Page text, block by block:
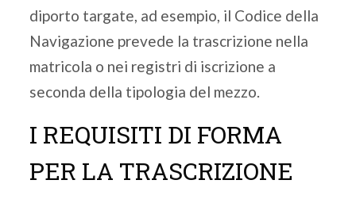
diporto targate, ad esempio, il Codice della
Navigazione prevede la trascrizione nella
matricola o nei registri di iscrizione a
seconda della tipologia del mezzo.
I REQUISITI DI FORMA
PER LA TRASCRIZIONE